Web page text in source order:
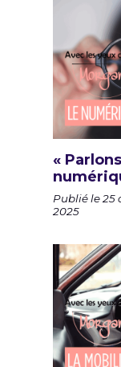
«
Publié le 25
2025